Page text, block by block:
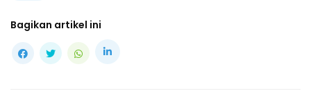
Bagikan artikel ini